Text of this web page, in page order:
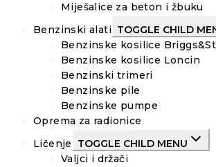
Miješalice za beton i žbuku
Benzinski alati TOGGLE CHILD
Benzinske kosilice
Benzinske kosilice Loncin
Benzinski trimeri
Benzinske pile
Benzinske pumpe
Oprema za radionice
Ličenje
TOGGLE CHILD MENU
Valjci i držači